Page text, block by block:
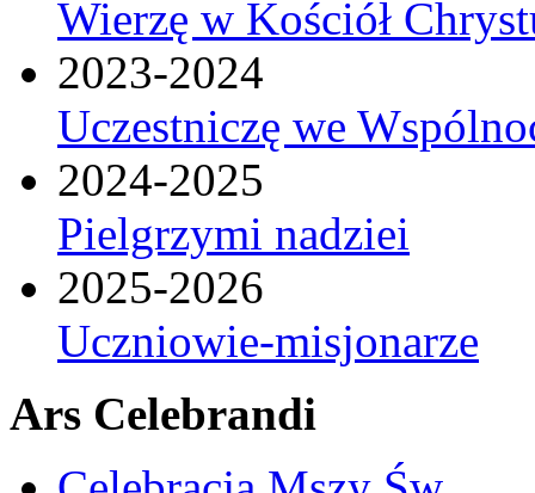
Wierzę w Kościół
2023-2024
Uczestniczę we
2024-2025
Pielgrzymi nadziei
2025-2026
Uczniowie-misjonarze
Ars Celebrandi